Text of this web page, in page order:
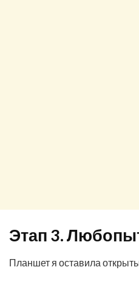
Этап 3.
Планшет я оставила